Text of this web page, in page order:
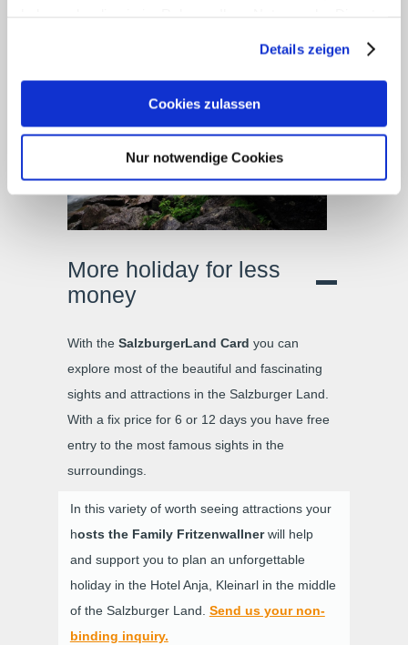
Details zeigen
Cookies zulassen
Nur notwendige Cookies
More holiday for less
money
With the SalzburgerLand Card you can
explore most of the beautiful and fascinating
sights and attractions in the Salzburger Land.
With a fix price for 6 or 12 days you have free
entry to the most famous sights in the
surroundings.
In this variety of worth seeing attractions your
hosts the Family Fritzenwallnerwill help
and support you to plan an unforgettable
holiday in the Hotel Anja, Kleinarl in the middle
of the Salzburger Land. Send us your non-
binding inquiry.